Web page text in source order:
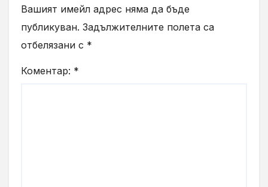
Вашият имейл адрес няма да бъде
публикуван. Задължителните полета са
отбелязани с *
Коментар: *